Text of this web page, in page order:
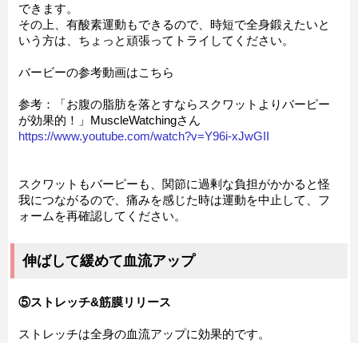
できます。
その上、有酸素運動もできるので、時短で全身鍛えたいと
いう方は、ちょっと頑張ってトライしてください。
バービーの参考動画はこちら
参考：「お腹の脂肪を落とすならスクワットよりバーピー
が効果的！」MuscleWatchingさん
https://www.youtube.com/watch?v=Y96i-xJwGII
スクワットもバーピーも、関節に過剰な負担がかかると怪
我につながるので、痛みを感じた時は運動を中止して、フ
ォームを再確認してください。
伸ばして緩めて血流アップ
⑤ストレッチ&筋膜リリース
ストレッチは全身の血流アップに効果的です。